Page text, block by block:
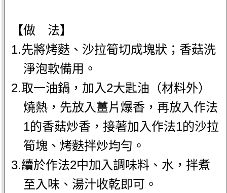
【做 法】
1.先將烤麩、沙拉筍切成塊狀；香菇洗
淨泡軟備用。
2.取一油鍋，加入2大匙油（材料外）
燒熱，先放入薑片爆香，再放入作法
1的香菇炒香，接著加入作法1的沙拉
筍塊、烤麩拌炒均勻。
3.續於作法2中加入調味料、水，拌煮
至入味、湯汁收乾即可。